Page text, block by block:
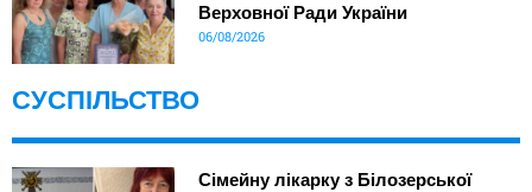
Верховної Ради України
06/08/2026
СУСПІЛЬСТВО
Сімейну лікарку з Білозерської